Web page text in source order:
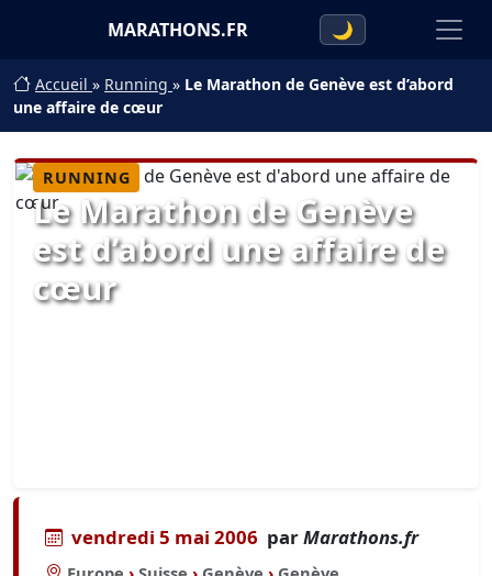
MARATHONS.FR 🌙
Accueil » Running » Le Marathon de Genève est d’abord
une affaire de cœur
RUNNING
Le Marathon de Genève
est d’abord une affaire de
cœur
vendredi 5 mai 2006 parMarathons.fr